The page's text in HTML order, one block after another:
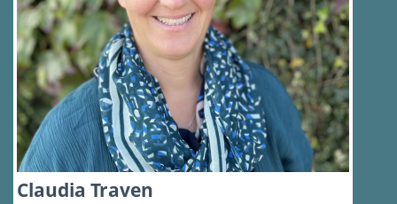
Claudia Traven